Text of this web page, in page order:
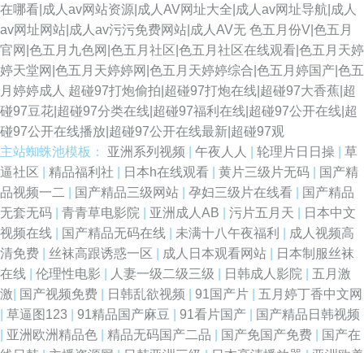
在哪看|成人av网站资源|成人AV网址大全|成人av网址导航|成人
av网址网站|成人av污污免费网站|成人AV无 色五月份V|色五月
官网|色五月九色网|色五月社区|色五月社区在线观看|色五月天婷
婷天堂网|色五月天婷婷网|色五月天婷婷综合|色五月婷国产|色五
月婷婷成人 超碰97打炮偷拍|超碰97打炮在线|超碰97大香蕉|超
碰97豆花|超碰97分类在线|超碰97福利在线|超碰97公开在线|超
碰97公开在线播放|超碰97公开在线最新|超碰97观
主站蜘蛛池模板： 亚洲系列视频 午夜人人 轮理片日日操
草
逼社区
精品福利社 日本h在线观看 黄片三级片无码
国产精
品视频一二
国产精品三级网站 孕妇三级片在线看
国产精品
无套无码
青青草电影院 亚洲成人AB 污片五月天
日本中文
视频在线
国产精品无码在线 未满十八午夜福利
成人视频高
清免费
丝袜高跟诱惑一区 成人日本观看网站
日本制服丝袜
在线
伦理性电影 人妻一级二级三级 日韩成人影院
五月激
激
国产视频免费 日韩乱欲视频 91国产片
五月婷丁香中文网
草逼图123 91精品国产麻豆 91看片国产
国产精品日韩视频
亚洲欧洲精品色 精品无码国产二品 国产免国产免费
国产在